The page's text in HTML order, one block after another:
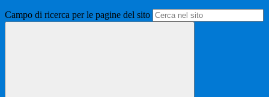
Campo di ricerca per le pagine del sito